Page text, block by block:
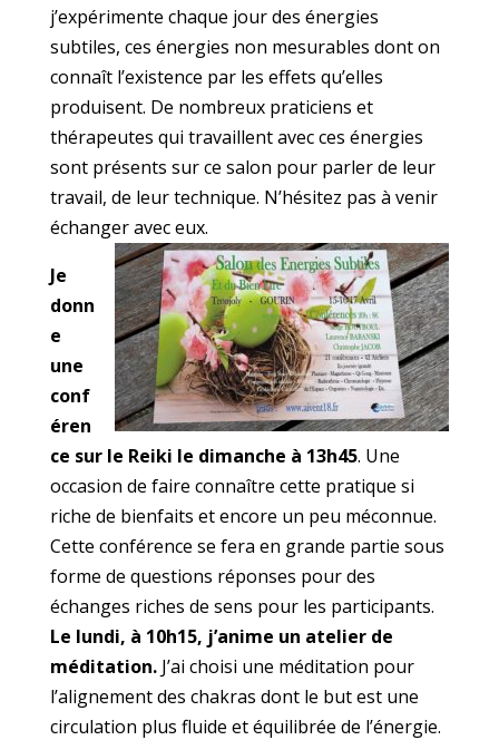
j’expérimente chaque jour des énergies
subtiles, ces énergies non mesurables dont on
connaît l’existence par les effets qu’elles
produisent. De nombreux praticiens et
thérapeutes qui travaillent avec ces énergies
sont présents sur ce salon pour parler de leur
travail, de leur technique. N’hésitez pas à venir
échanger avec eux.
Je
donn
e
une
conf
éren
ce sur le Reiki le dimanche à 13h45. Une
occasion de faire connaître cette pratique si
riche de bienfaits et encore un peu méconnue.
Cette conférence se fera en grande partie sous
forme de questions réponses pour des
échanges riches de sens pour les participants.
Le lundi, à 10h15, j’anime un atelier de
méditation.J’ai choisi une méditation pour
l’alignement des chakras dont le but est une
circulation plus fluide et équilibrée de l’énergie.